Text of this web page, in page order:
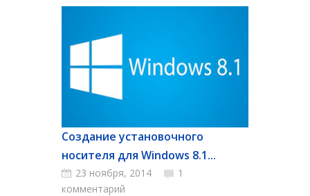
Создание установочного
носителя для Windows 8.1...
23 ноября, 2014
1
комментарий